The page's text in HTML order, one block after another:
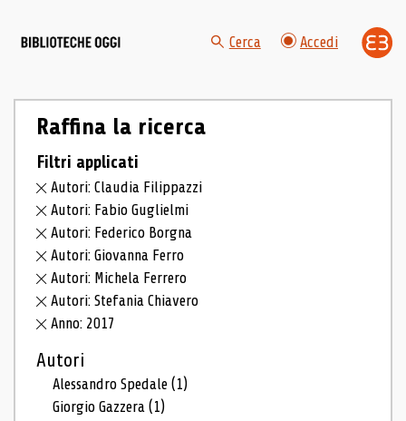
Cerca Accedi
Raffina la ricerca
Filtri applicati
Autori: Claudia Filippazzi
Autori: Fabio Guglielmi
Autori: Federico Borgna
Autori: Giovanna Ferro
Autori: Michela Ferrero
Autori: Stefania Chiavero
Anno: 2017
Autori
Alessandro Spedale(1)
Giorgio Gazzera(1)